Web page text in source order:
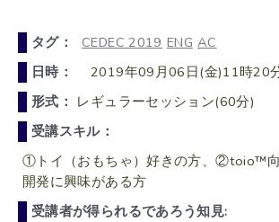
タグ： CEDEC 2019 ENG AC
日時：
2019年09月06日(金)11時20
形式： レギュラーセッション(60分)
受講スキル：
①トイ（おもちゃ）好きの方、②toio™
開発に興味がある方
受講者が得られるであろう知見: